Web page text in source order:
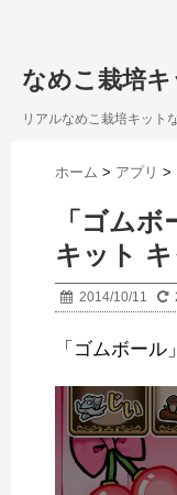
なめこ栽培
リアルなめこ栽培キット
ホーム > アプリ >
「ゴム
キット
2014/10/11
「ゴムボール